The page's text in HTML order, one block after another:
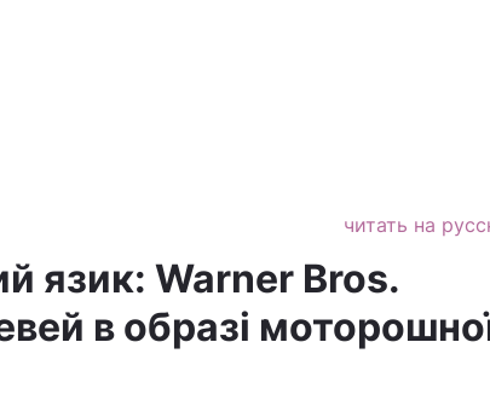
читать на
язик: Warner Bros.
в образі